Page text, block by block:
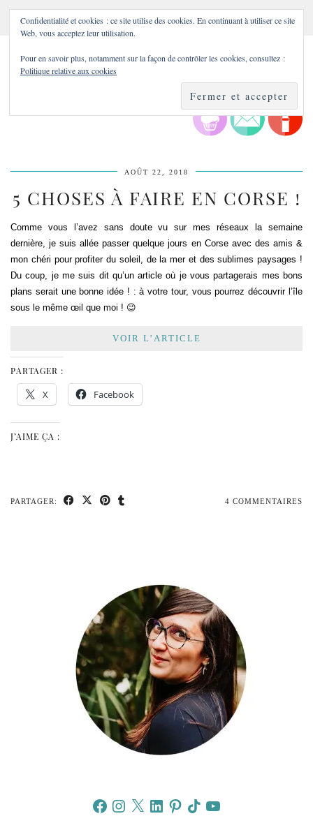
AOÛT 22, 2018
5 CHOSES À FAIRE EN CORSE !
Comme vous l’avez sans doute vu sur mes réseaux la semaine
dernière, je suis allée passer quelque jours en Corse avec des amis &
mon chéri pour profiter du soleil, de la mer et des sublimes paysages !
Du coup, je me suis dit qu’un article où je vous partagerais mes bons
plans serait une bonne idée ! : à votre tour, vous pourrez découvrir l’île
sous le même œil que moi ! 😉
VOIR L’ARTICLE
PARTAGER :
X Facebook
J’AIME ÇA :
PARTAGER: 4 COMMENTAIRES
FacebookInstagram
X LinkedInPinterestTikTokYouTube
Confidentialité et cookies : ce site utilise des cookies. En continuant à utiliser ce site
Web, vous acceptez leur utilisation.
Pour en savoir plus, notamment sur la façon de contrôler les cookies, consultez :
Politique relative aux cookies